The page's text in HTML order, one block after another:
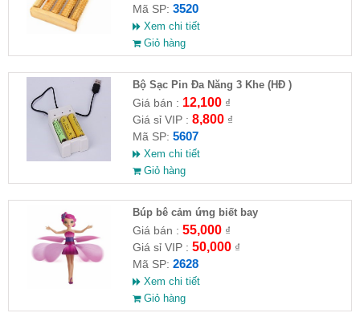
Mã SP: 3520
Xem chi tiết
Giỏ hàng
Bộ Sạc Pin Đa Năng 3 Khe (HĐ )
Giá bán : 12,100₫
Giá sỉ VIP : 8,800₫
Mã SP: 5607
Xem chi tiết
Giỏ hàng
​Búp bê cảm ứng biết bay
Giá bán : 55,000₫
Giá sỉ VIP : 50,000₫
Mã SP: 2628
Xem chi tiết
Giỏ hàng